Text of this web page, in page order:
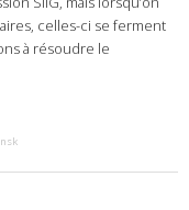
celles-ci se ferment
à résoudre le